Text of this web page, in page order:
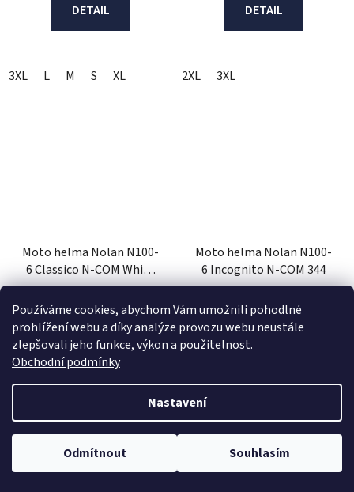
Používáme cookies, abychom Vám umožnili pohodlné
prohlížení webu a díky analýze provozu webu neustále
zlepšovali jeho funkce, výkon a použitelnost.
Obchodní podmínky
Nastavení
Odmítnout Souhlasím
DETAIL
3XL L M S XL
DETAIL
2XL 3XL
Moto helma Nolan N100-
6 Classico N-COM White
305
skladem(6 ks)
10 750 Kč
2XL
Moto helma Nolan N100-
6 Incognito N-COM 344
skladem(1 ks)
12 500 Kč